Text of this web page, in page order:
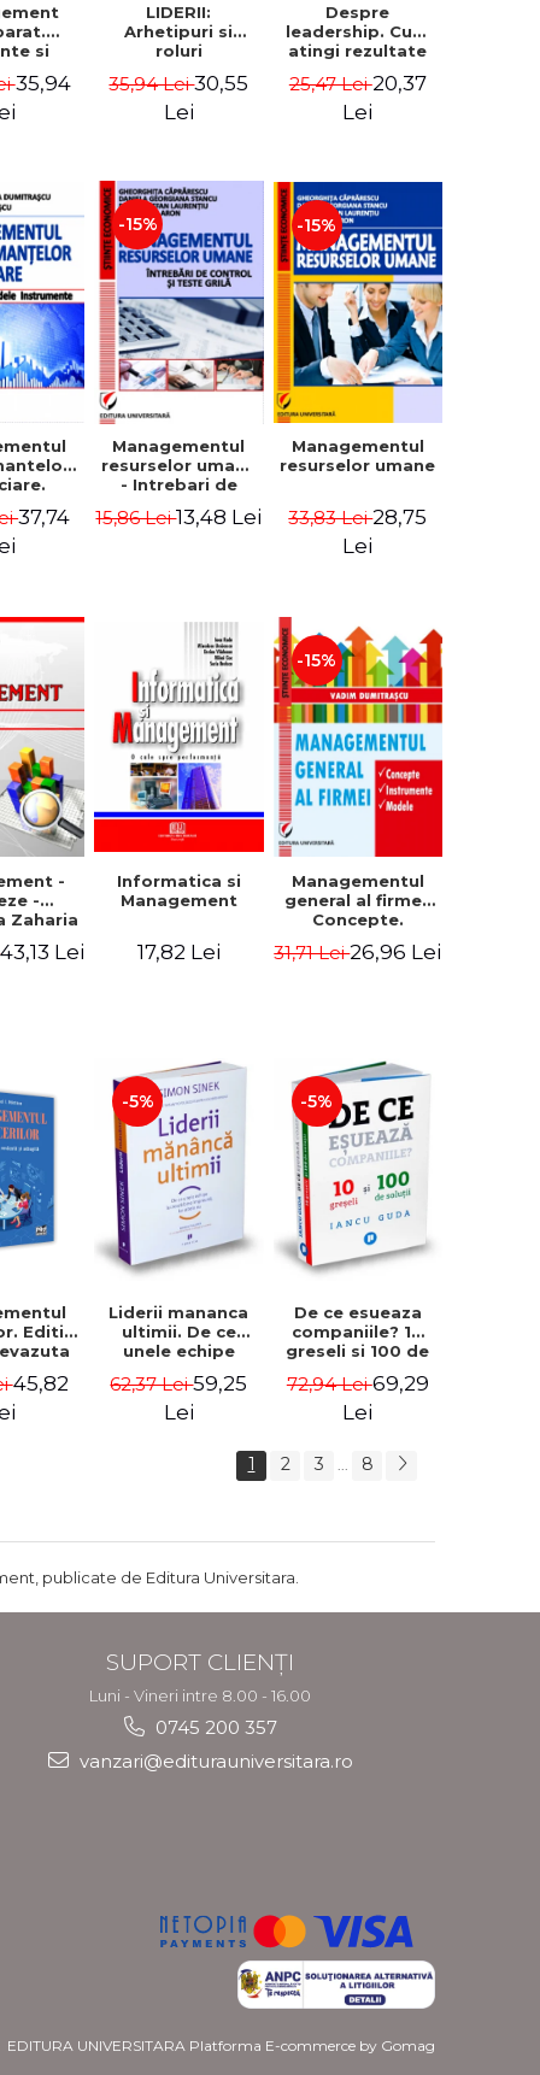
si
-
35,94
LIDERII:
Arhetipuri si
roluri
Leadership si
cultura
35,94 Lei30,55
Lei
Despre
leadership. Cum
atingi rezultate
oameni obisnuiti
25,47 Lei20,37
Lei
37,74
-15%
Managementul
resurselor umane
- Intrebari de
grila
15,86 Lei13,48 Lei
-15%
Managementul
resurselor umane
33,83 Lei28,75
Lei
-
-
Zaharia
43,13 Lei
Informatica si
Management
17,82 Lei
-15%
Managementul
general al firmei.
Concepte.
Modele
31,71 Lei26,96 Lei
Editia
Nastase
45,82
-5%
Liderii mananca
ultimii. De ce
unele echipe
impreuna, iar
altele nu. Editia a
62,37 Lei59,25
Lei
-5%
De ce esueaza
companiile? 10
greseli si 100 de
Guda
72,94 Lei69,29
Lei
1 2 3 8
publicate de Editura Universitara.
SUPORT CLIENȚI
Luni - Vineri intre 8.00 - 16.00
0745 200 357
vanzari@editurauniversitara.ro
EDITURA UNIVERSITARA Platforma E-commerce by Gomag